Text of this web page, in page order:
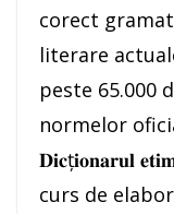
corect
literare
peste 65.000
normelor
𝐃𝐢𝐜ț𝐢𝐨𝐧𝐚𝐫𝐮𝐥
curs de